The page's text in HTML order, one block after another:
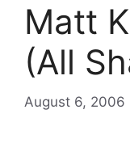
Matt
(All
August 6, 2006